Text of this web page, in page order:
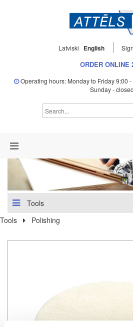
Latviski English
ORDER ONLINE
Operating hours: Monday to Friday 9:00
Sunday - closed
Tools
Tools
Polishing